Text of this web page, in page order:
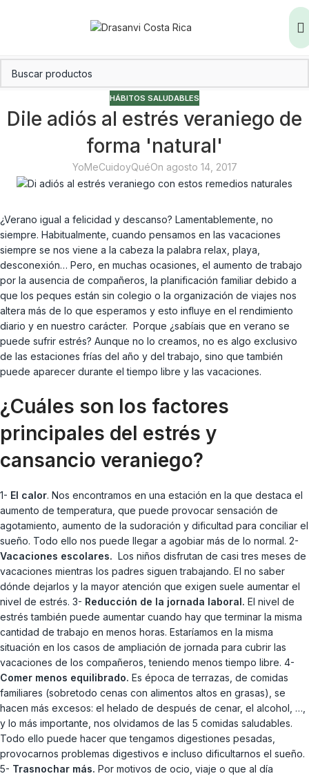
HÁBITOS SALUDABLES
Dile adiós al estrés veraniego de
forma 'natural'
YoMeCuidoyQuéOn agosto 14, 2017
¿Verano igual a felicidad y descanso? Lamentablemente, no
siempre. Habitualmente, cuando pensamos en las vacaciones
siempre se nos viene a la cabeza la palabra relax, playa,
desconexión… Pero, en muchas ocasiones, el aumento de trabajo
por la ausencia de compañeros, la planificación familiar debido a
que los peques están sin colegio o la organización de viajes nos
altera más de lo que esperamos y esto influye en el rendimiento
diario y en nuestro carácter. Porque ¿sabíais que en verano se
puede sufrir estrés? Aunque no lo creamos, no es algo exclusivo
de las estaciones frías del año y del trabajo, sino que también
puede aparecer durante el tiempo libre y las vacaciones.
¿Cuáles son los factores
principales del estrés y
cansancio veraniego?
1- El calor. Nos encontramos en una estación en la que destaca el
aumento de temperatura, que puede provocar sensación de
agotamiento, aumento de la sudoración y dificultad para conciliar el
sueño. Todo ello nos puede llegar a agobiar más de lo normal. 2-
Vacaciones escolares. Los niños disfrutan de casi tres meses de
vacaciones mientras los padres siguen trabajando. El no saber
dónde dejarlos y la mayor atención que exigen suele aumentar el
nivel de estrés. 3- Reducción de la jornada laboral. El nivel de
estrés también puede aumentar cuando hay que terminar la misma
cantidad de trabajo en menos horas. Estaríamos en la misma
situación en los casos de ampliación de jornada para cubrir las
vacaciones de los compañeros, teniendo menos tiempo libre. 4-
Comer menos equilibrado. Es época de terrazas, de comidas
familiares (sobretodo cenas con alimentos altos en grasas), se
hacen más excesos: el helado de después de cenar, el alcohol, …,
y lo más importante, nos olvidamos de las 5 comidas saludables.
Todo ello puede hacer que tengamos digestiones pesadas,
provocarnos problemas digestivos e incluso dificultarnos el sueño.
5- Trasnochar más. Por motivos de ocio, viaje o que al día